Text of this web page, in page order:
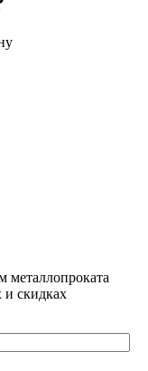
металлопроката
и скидках